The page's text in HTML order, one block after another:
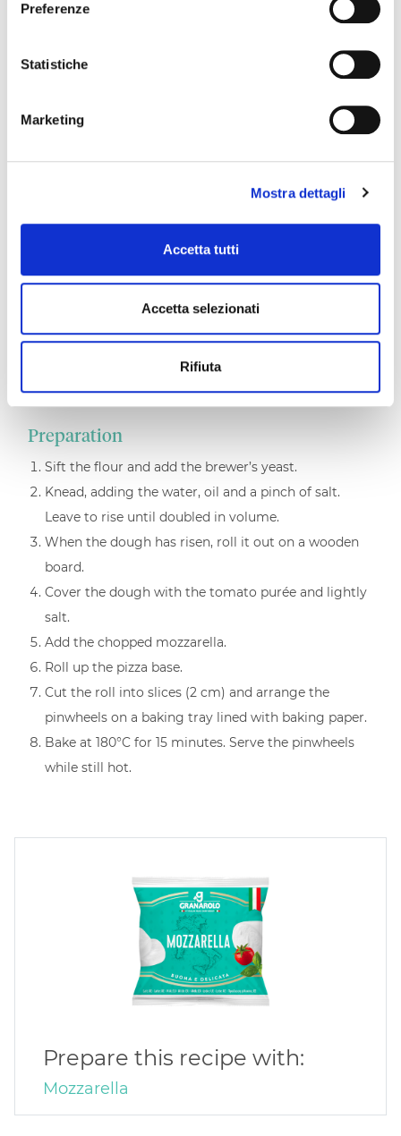
Preferenze
Statistiche
Marketing
Mostra dettagli
Accetta tutti
Accetta selezionati
Rifiuta
5 gbrewer’s yeast
Granarolo Mozzarella
Preparation
Sift the flour and add the brewer’s yeast.
Knead, adding the water, oil and a pinch of salt.
Leave to rise until doubled in volume.
When the dough has risen, roll it out on a wooden
board.
Cover the dough with the tomato purée and lightly
salt.
Add the chopped mozzarella.
Roll up the pizza base.
Cut the roll into slices (2 cm) and arrange the
pinwheels on a baking tray lined with baking paper.
Bake at 180°C for 15 minutes. Serve the pinwheels
while still hot.
Prepare this recipe with:
Mozzarella